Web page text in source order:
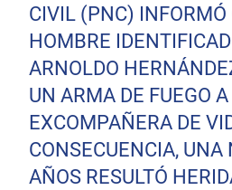
CIVIL (PNC) INFORMÓ
HOMBRE
ARNOLDO
UN ARMA DE FUEGO A
EXCOMPAÑERA DE
CONSECUENCIA, UNA
AÑOS RESULTÓ